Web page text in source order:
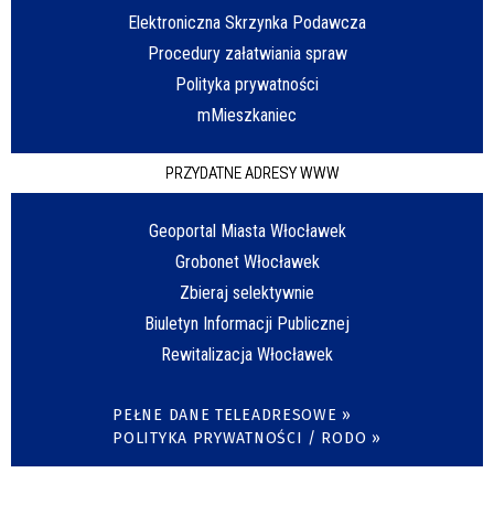
Elektroniczna Skrzynka Podawcza
Procedury załatwiania spraw
Polityka prywatności
mMieszkaniec
PRZYDATNE ADRESY WWW
Geoportal Miasta Włocławek
Grobonet Włocławek
Zbieraj selektywnie
Biuletyn Informacji Publicznej
Rewitalizacja Włocławek
PEŁNE DANE TELEADRESOWE »
POLITYKA PRYWATNOŚCI / RODO »